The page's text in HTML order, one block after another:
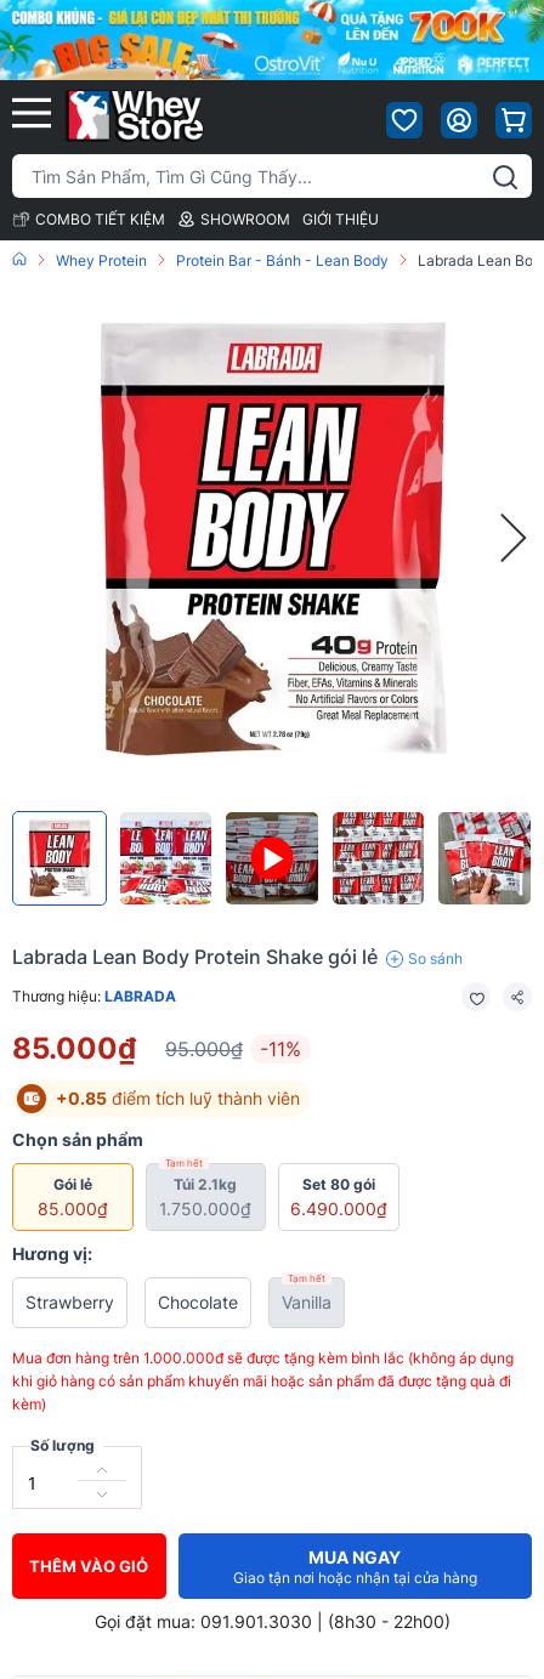
COMBO TIẾT KIỆM SHOWROOM GIỚI THIỆU
Whey Protein Protein Bar - Bánh - Lean Body Labrada Lean
Labrada Lean Body Protein Shake gói lẻ So sánh
Thương hiệu: LABRADA
85.000₫ 95.000₫ -11%
+0.85 điểm tích luỹ thành viên
Chọn sản phẩm
Gói lẻ
85.000₫
Tạm hết
Túi 2.1kg
1.750.000₫
Set 80 gói
6.490.000₫
Hương vị:
Strawberry Chocolate
Tạm hết
Vanilla
Mua đơn hàng trên 1.000.000đ sẽ được tặng kèm bình lắc (không áp dụng
khi giỏ hàng có sản phẩm khuyến mãi hoặc sản phẩm đã được tặng quà đi
kèm)
Số lượng
THÊM VÀO GIỎ MUA NGAY
Giao tận nơi hoặc nhận tại cửa hàng
Gọi đặt mua: 091.901.3030 | (8h30 - 22h00)